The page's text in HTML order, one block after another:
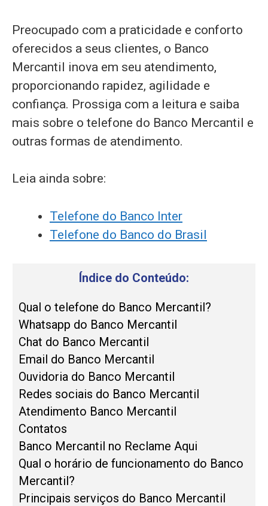
Preocupado com a praticidade e conforto
oferecidos a seus clientes, o Banco
Mercantil inova em seu atendimento,
proporcionando rapidez, agilidade e
confiança. Prossiga com a leitura e saiba
mais sobre o telefone do Banco Mercantil e
outras formas de atendimento.
Leia ainda sobre:
Telefone do Banco Inter
Telefone do Banco do Brasil
Índice do Conteúdo:
Qual o telefone do Banco Mercantil?
Whatsapp do Banco Mercantil
Chat do Banco Mercantil
Email do Banco Mercantil
Ouvidoria do Banco Mercantil
Redes sociais do Banco Mercantil
Atendimento Banco Mercantil
Contatos
Banco Mercantil no Reclame Aqui
Qual o horário de funcionamento do Banco
Mercantil?
Principais serviços do Banco Mercantil